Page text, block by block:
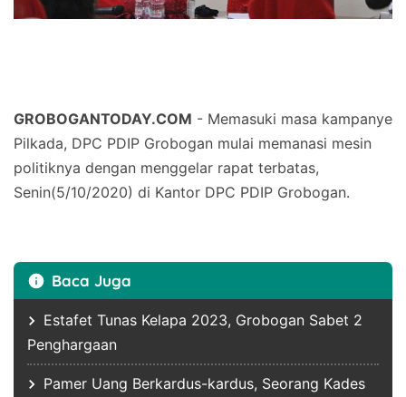
GROBOGANTODAY.COM - Memasuki masa kampanye
Pilkada, DPC PDIP Grobogan mulai memanasi mesin
politiknya dengan menggelar rapat terbatas,
Senin(5/10/2020) di Kantor DPC PDIP Grobogan.
Baca Juga
Estafet Tunas Kelapa 2023, Grobogan Sabet 2
Penghargaan
Pamer Uang Berkardus-kardus, Seorang Kades